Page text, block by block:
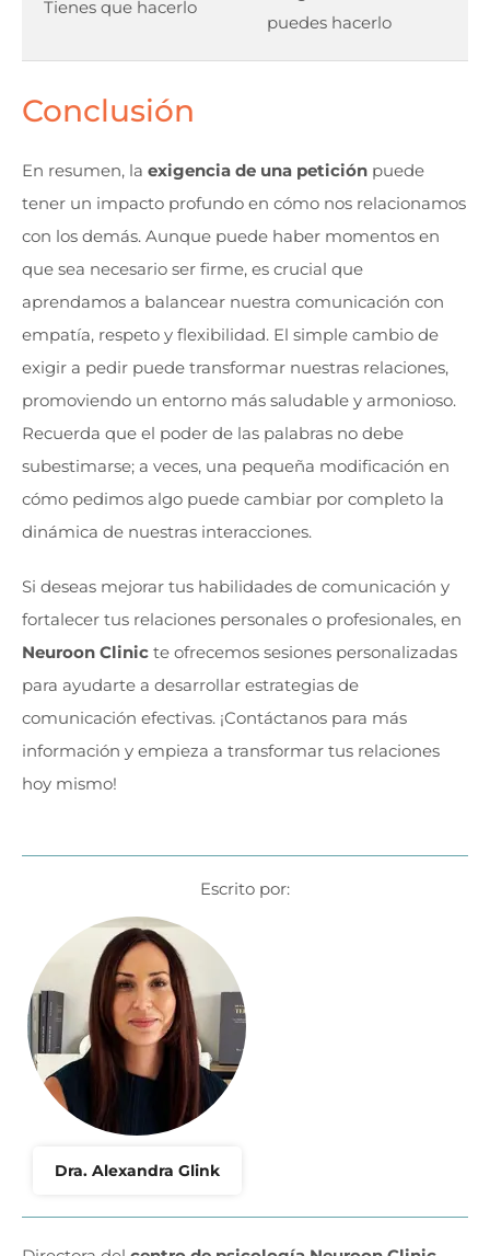
Tienes que hacerlo
puedes hacerlo
Conclusión
En resumen, la exigencia de una petición puede
tener un impacto profundo en cómo nos relacionamos
con los demás. Aunque puede haber momentos en
que sea necesario ser firme, es crucial que
aprendamos a balancear nuestra comunicación con
empatía, respeto y flexibilidad. El simple cambio de
exigir a pedir puede transformar nuestras relaciones,
promoviendo un entorno más saludable y armonioso.
Recuerda que el poder de las palabras no debe
subestimarse; a veces, una pequeña modificación en
cómo pedimos algo puede cambiar por completo la
dinámica de nuestras interacciones.
Si deseas mejorar tus habilidades de comunicación y
fortalecer tus relaciones personales o profesionales, en
Neuroon Clinic te ofrecemos sesiones personalizadas
para ayudarte a desarrollar estrategias de
comunicación efectivas. ¡Contáctanos para más
información y empieza a transformar tus relaciones
hoy mismo!
Escrito por:
Dra. Alexandra Glink